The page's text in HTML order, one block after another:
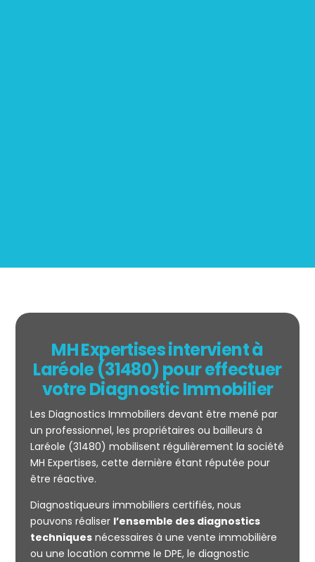
Mesurage
CARREZ
MH Expertises intervient à
Laréole (31480) pour effectuer
votre Diagnostic Immobilier
Les Diagnostics Immobiliers devant être mené par
un professionnel, les propriétaires ou bailleurs à
Laréole (31480) mobilisent régulièrement la société
MH Expertises, cette dernière étant réputée pour
être réactive.
Diagnostiqueurs immobiliers certifiés, nous
pouvons réaliser l’ensemble des diagnostics
techniquesnécessaires à une vente immobilière
ou une location comme le DPE, le diagnostic